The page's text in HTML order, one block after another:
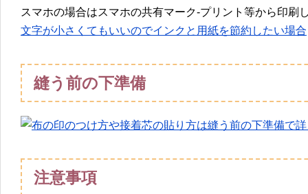
スマホの場合はスマホの共有マーク-プリント等から印刷
文字が小さくてもいいのでインクと用紙を節約したい場合
縫う前の下準備
注意事項